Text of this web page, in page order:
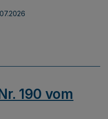
190 vom